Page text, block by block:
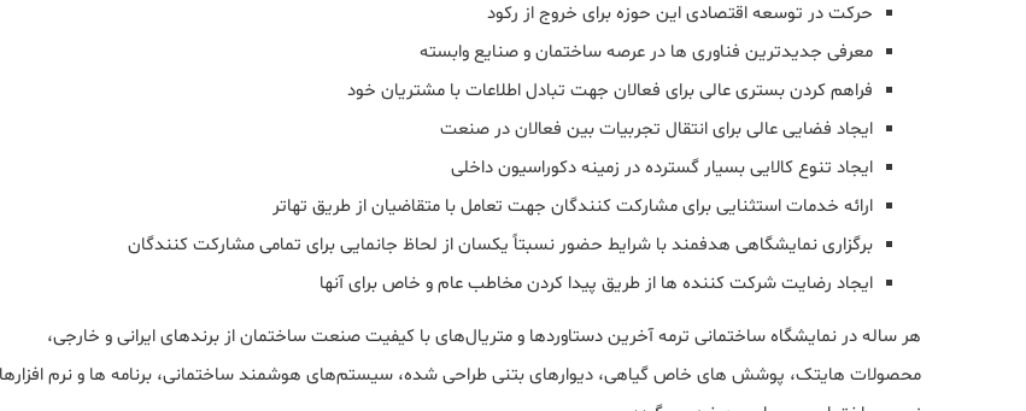
حرکت در توسعه اقتصادی این حوزه برای خروج از رکود
معرفی جدیدترین فناوری ها در عرصه ساختمان و صنایع وابسته
فراهم کردن بستری عالی برای فعالان جهت تبادل اطلاعات با مشتریان خود
ایجاد فضایی عالی برای انتقال تجربیات بین فعالان در صنعت
ایجاد تنوع کالایی بسیار گسترده در زمینه دکوراسیون داخلی
ارائه خدمات استثنایی برای مشارکت کنندگان جهت تعامل با متقاضیان از طریق تهاتر
برگزاری نمایشگاهی هدفمند با شرایط حضور نسبتاً یکسان از لحاظ جانمایی برای تمامی مشارکت کنندگان
ایجاد رضایت شرکت کننده ها از طریق پیدا کردن مخاطب عام و خاص برای آنها
هر ساله در نمایشگاه ساختمانی ترمه آخرین دستاوردها و متریال‌های با کیفیت صنعت ساختمان از برندهای ایرانی و خارجی،
محصولات هایتک، پوشش های خاص گیاهی، دیوارهای بتنی طراحی شده، سیستم‌های هوشمند ساختمانی، برنامه ها و نرم